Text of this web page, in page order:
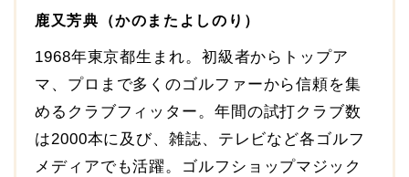
鹿又芳典（かのまたよしのり）
1968年東京都生まれ。初級者からトップア
マ、プロまで多くのゴルファーから信頼を集
めるクラブフィッター。年間の試打クラブ数
は2000本に及び、雑誌、テレビなど各ゴルフ
メディアでも活躍。ゴルフショップマジック